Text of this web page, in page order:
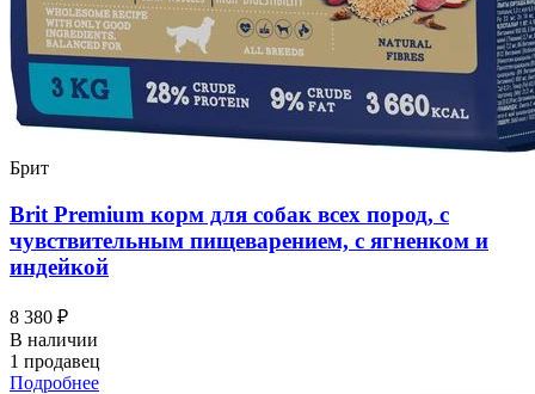
Брит
Brit Premium корм для собак всех пород, с
чувствительным пищеварением, с ягненком и
индейкой
8 380 ₽
В наличии
1 продавец
Подробнее